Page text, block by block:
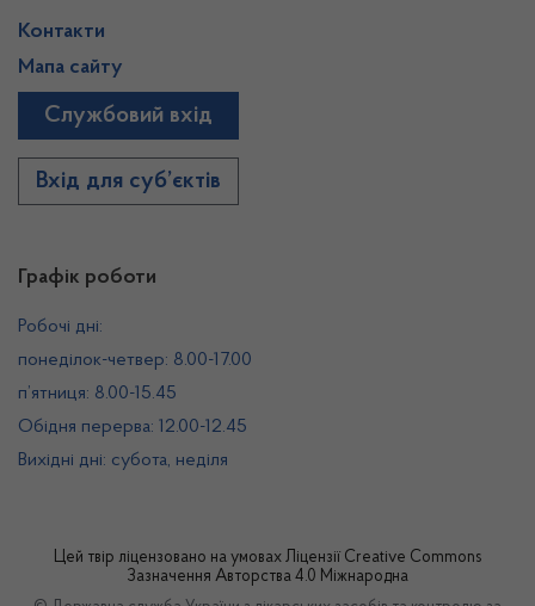
Графік роботи
Робочі дні:
понеділок-четвер: 8.00-17.00
п’ятниця: 8.00-15.45
Обідня перерва: 12.00-12.45
Вихідні дні: субота, неділя
Контакти
Мапа сайту
Службовий вхід
Вхід для суб’єктів
Цей твір ліцензовано на умовах Ліцензії Creative Commons
Зазначення Авторства 4.0 Міжнародна